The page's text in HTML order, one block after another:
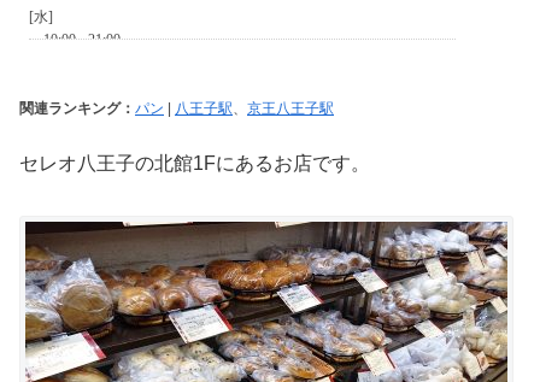
関連ランキング： パン | 八王子駅、 京王八王子駅
セレオ八王子の北館1Fにあるお店です。